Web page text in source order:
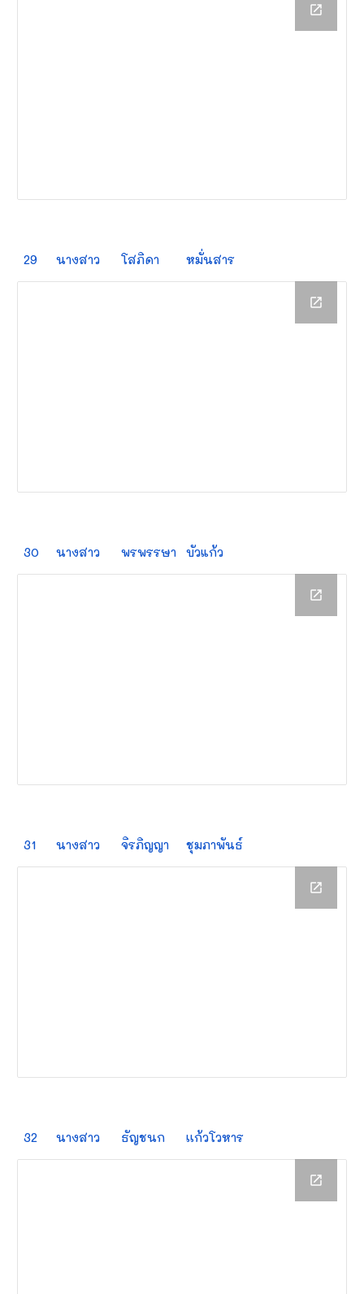
29 นางสาว โสภิดา หมั่นสาร
30 นางสาว พรพรรษา บัวแก้ว
31 นางสาว จิรภิญญา ชุมภาพันธ์
32 นางสาว ธัญชนก เเก้วโวหาร